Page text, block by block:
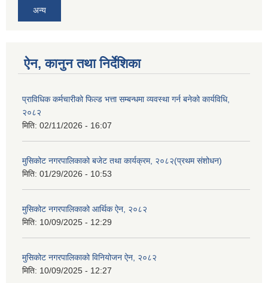
अन्य
ऐन, कानुन तथा निर्देशिका
प्राविधिक कर्मचारीको फिल्ड भत्ता सम्बन्धमा व्यवस्था गर्न बनेको कार्यविधि,
२०८२
मिति: 02/11/2026 - 16:07
मुसिकोट नगरपालिकाको बजेट तथा कार्यक्रम, २०८२(प्रथम संशोधन)
मिति: 01/29/2026 - 10:53
मुसिकोट नगरपालिकाको आर्थिक ऐन, २०८२
मिति: 10/09/2025 - 12:29
मुसिकोट नगरपालिकाको विनियोजन ऐन, २०८२
मिति: 10/09/2025 - 12:27